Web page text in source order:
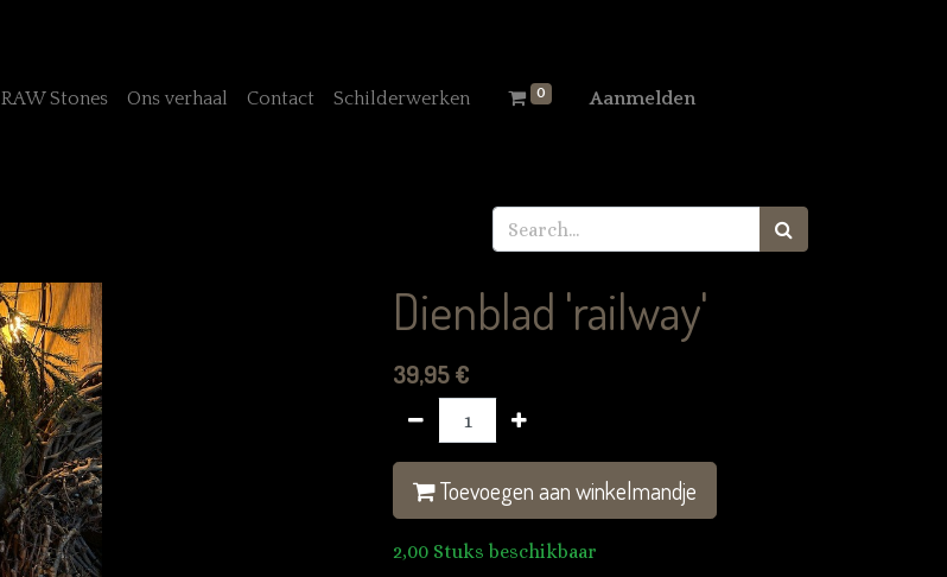
RAW Stones Ons verhaal Contact Schilderwerken 0 Aanmelden
Dienblad 'railway'
39,95€
Toevoegen aan winkelmandje
2,00 Stuks beschikbaar